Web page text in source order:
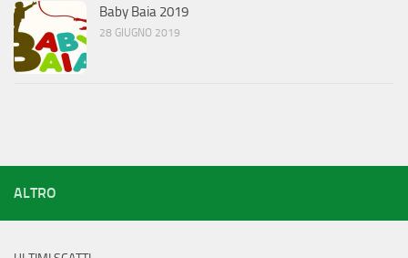
Baby Baia 2019
28 GIUGNO 2019
ALTRO